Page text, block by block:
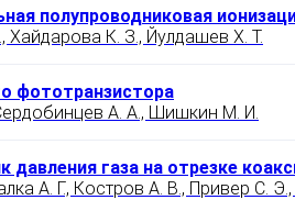
полупроводниковая
Хайдарова К. З., Йулдашев Х. Т.
фототранзистора
А. А., Шишкин М. И.
давления газа на отрезке
А. Г., Костров А. В., Привер С.